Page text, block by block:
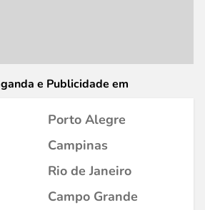
e Publicidade em
Porto Alegre
Campinas
Rio de Janeiro
Campo Grande